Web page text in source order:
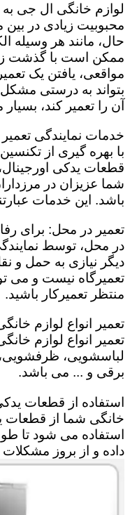
لوازم خانگی ال جی به
محبوبیت زیادی در بین
حال، مانند هر وسیله
ممکن است با گذشت
مواقعی، یافتن یک
بتواند به درستی
آن را تعمیر کند،
خدمات نمایندگی
با بهره گیری از
قطعات یدکی
شما عزیزان در
باشد. این خدمات
تعمیر در محل: برای
در محل، توسط
دیگر نیازی به حمل و
تعمیرگاه نیست و می
منتظر تعمیرکار باشید.
تعمیر انواع لوازم
تعمیر انواع لوازم
لباسشویی، ظرفشویی،
برقی و ... می باشد.
استفاده از قطعات
خانگی شما از قطعات
استفاده می شود تا
داده و از بروز